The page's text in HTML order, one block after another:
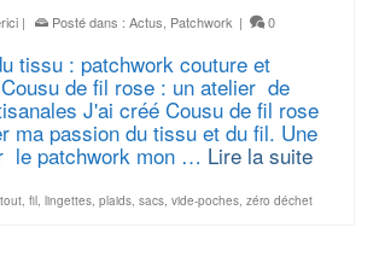
| Posté dans : Actus Patchwork | 0
tissu : patchwork couture et
de fil rose : un atelier de
J'ai créé Cousu de fil rose
ma passion du tissu et du fil. Une
le patchwork mon … Lire la suite
, fil, lingettes, plaids, sacs, vide-poches, zéro déchet